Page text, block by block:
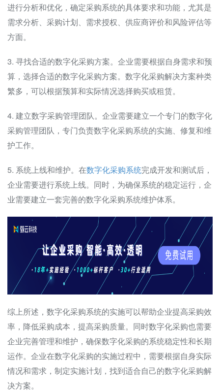
进行分析和优化，确定采购系统的具体要求和功能，尤其是
需求分析、采购计划、需求授权、供应商评价和风险评估等
方面。
3. 寻找合适的数字化采购方案。企业需要根据自身需求和预
算，选择合适的数字化采购方案。数字化采购解决方案种类
繁多，可以根据预算和实际情况选择购买或租赁。
4. 建立数字采购管理团队。企业需要建立一个专门的数字化
采购管理团队，专门负责数字化采购系统的实施、修复和维
护工作。
5. 系统上线和维护。在数字化采购系统完成开发和测试后，
企业需要进行系统上线。同时，为确保系统的稳定运行，企
业需要建立一套完善的数字化采购系统维护体系。
综上所述，数字化采购系统的实施可以帮助企业提高采购效
率，降低采购成本，提高采购质量。同时数字化采购也需要
企业完善管理和维护，确保数字化采购的系统稳定性和长期
运作。企业在数字化采购的实施过程中，需要根据自身实际
情况和需求，制定实施计划，找到适合自己的数字化采购解
决方案。